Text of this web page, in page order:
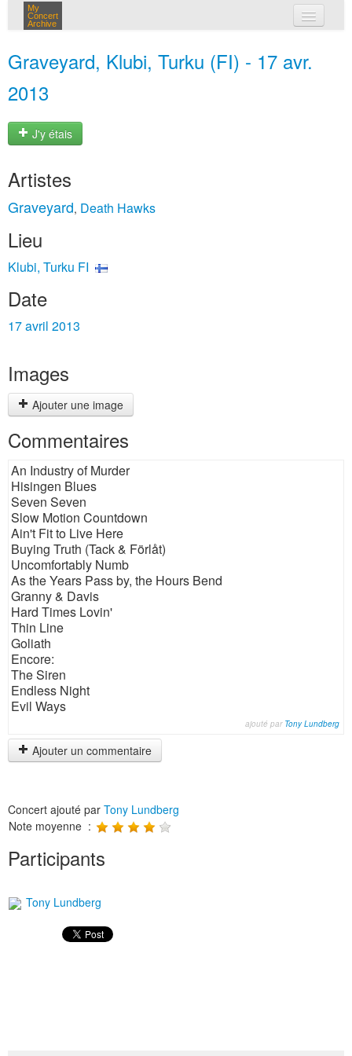
My
Concert
Archive
Graveyard, Klubi, Turku (FI) - 17 avr.
2013
J'y étais
Artistes
Graveyard, Death Hawks
Lieu
Klubi, Turku FI
Date
17 avril 2013
Images
Ajouter une image
Commentaires
An Industry of Murder
Hisingen Blues
Seven Seven
Slow Motion Countdown
Ain't Fit to Live Here
Buying Truth (Tack & Förlåt)
Uncomfortably Numb
As the Years Pass by, the Hours Bend
Granny & Davis
Hard Times Lovin'
Thin Line
Goliath
Encore:
The Siren
Endless Night
Evil Ways
ajouté par Tony Lundberg
Ajouter un commentaire
Concert ajouté par Tony Lundberg
Note moyenne :
Participants
Tony Lundberg